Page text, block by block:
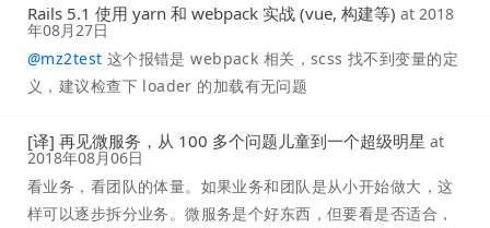
Rails 5.1 使用 yarn 和 webpack 实战 (vue, 构建等) at 2018
年08月27日
@mz2test 这个报错是 webpack 相关，scss 找不到变量的定
义，建议检查下 loader 的加载有无问题
[译] 再见微服务，从 100 多个问题儿童到一个超级明星 at
2018年08月06日
看业务，看团队的体量。如果业务和团队是从小开始做大，这
样可以逐步拆分业务。微服务是个好东西，但要看是否适合，